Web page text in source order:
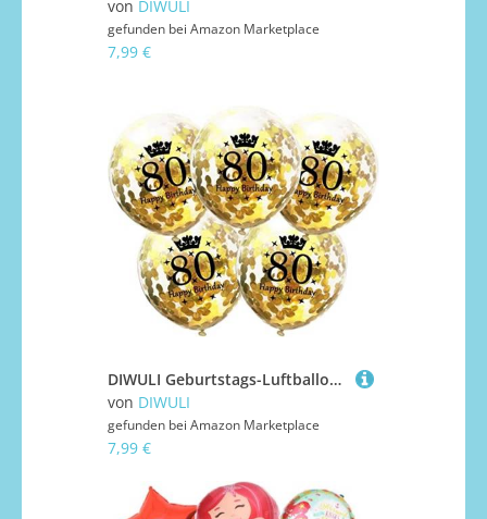
von DIWULI
gefunden bei Amazon Marketplace
7,99 €
DIWULI Geburtstags-Luftballons 80 Jahre - 5er Set Gold
von DIWULI
gefunden bei Amazon Marketplace
7,99 €